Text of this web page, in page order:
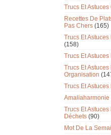
Trucs Et Astuces
Recettes De
Pas Chers (165)
Trucs Et
(158)
Trucs Et Astuces
Trucs Et Astuces
Organisation
Trucs Et Astuces
Amaliaharmonie
Trucs Et
Déchets (90)
Mot De La